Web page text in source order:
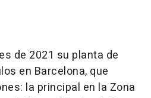
de 2021 su planta de
en Barcelona, que
la principal en la Zona